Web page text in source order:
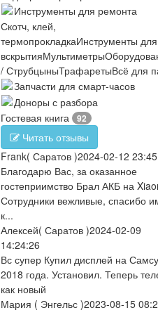
Инструменты для ремонта
Скотч, клей,
термопрокладкаИнструменты для
вскрытияМультиметры
/ СтрубцыныТрафаретыВсё для
Запчасти для смарт-часов
Доноры с разбора
Гостевая книга
92
Читать отзывы
Frank( Саратов )2024-02-12
Благодарю Вас, за оказанное
гостеприимство Брал АКБ на
Сотрудники вежливые, спасибо
к...
Алексей( Саратов )2024-02-09
14:24:26
Вс супер Купил дисплей на
2018 года. Установил. Теперь
как новый
Мария ( Энгельс )2023-08-15